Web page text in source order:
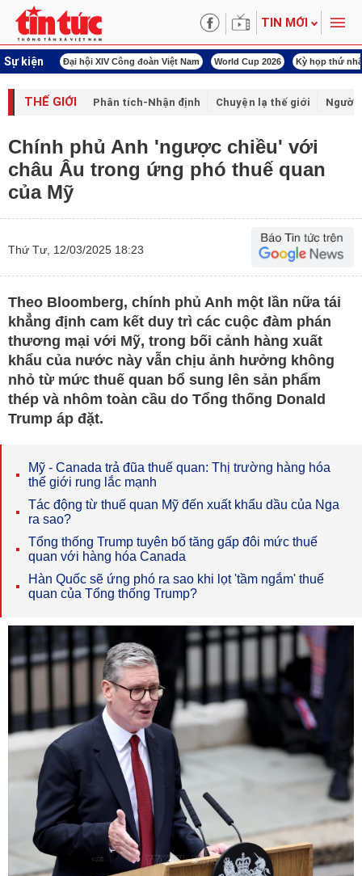
TIN MỚI
Sự kiện
ngày đêm Đại hội XIV Công đoàn Việt Nam World Cup 2026 Kỳ họp thứ
THẾ GIỚI Phân tích-Nhận định Chuyện lạ thế giới Người
Chính phủ Anh 'ngược chiều' với
châu Âu trong ứng phó thuế quan
của Mỹ
Thứ Tư, 12/03/2025 18:23
Theo Bloomberg, chính phủ Anh một lần nữa tái
khẳng định cam kết duy trì các cuộc đàm phán
thương mại với Mỹ, trong bối cảnh hàng xuất
khẩu của nước này vẫn chịu ảnh hưởng không
nhỏ từ mức thuế quan bổ sung lên sản phẩm
thép và nhôm toàn cầu do Tổng thống Donald
Trump áp đặt.
Mỹ - Canada trả đũa thuế quan: Thị trường hàng hóa
thế giới rung lắc mạnh
Tác động từ thuế quan Mỹ đến xuất khẩu dầu của Nga
ra sao?
Tổng thống Trump tuyên bố tăng gấp đôi mức thuế
quan với hàng hóa Canada
Hàn Quốc sẽ ứng phó ra sao khi lọt 'tầm ngắm' thuế
quan của Tổng thống Trump?